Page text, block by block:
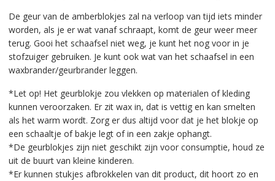
De geur van de amberblokjes zal na verloop van tijd iets minder
worden, als je er wat vanaf schraapt, komt de geur weer meer
terug. Gooi het schaafsel niet weg, je kunt het nog voor in je
stofzuiger gebruiken. Je kunt ook wat van het schaafsel in een
waxbrander/geurbrander leggen.
*Let op! Het geurblokje zou vlekken op materialen of kleding
kunnen veroorzaken. Er zit wax in, dat is vettig en kan smelten
als het warm wordt. Zorg er dus altijd voor dat je het blokje op
een schaaltje of bakje legt of in een zakje ophangt.
*De geurblokjes zijn niet geschikt zijn voor consumptie, houd ze
uit de buurt van kleine kinderen.
*Er kunnen stukjes afbrokkelen van dit product, dit hoort zo en